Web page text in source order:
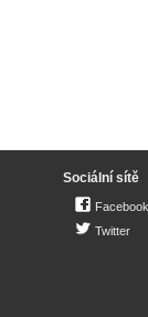
Sociální sítě
Facebook
Twitter